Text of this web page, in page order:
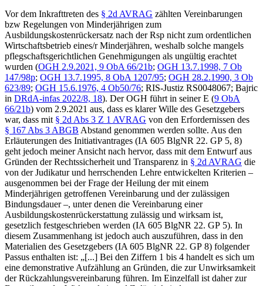
Vor dem Inkrafttreten des § 2d AVRAG zählten Vereinbarungen
bzw Regelungen von Minderjährigen zum
Ausbildungskostenrückersatz nach der Rsp nicht zum ordentlichen
Wirtschaftsbetrieb eines/r Minderjähren, weshalb solche mangels
pflegschaftsgerichtlichen Genehmigungen als ungültig erachtet
wurden (OGH 2.9.2021, 9 ObA 66/21b; OGH 13.7.1998, 7 Ob
147/98p; OGH 13.7.1995, 8 ObA 1207/95; OGH 28.2.1990, 3 Ob
623/89; OGH 15.6.1976, 4 Ob50/76; RIS-Justiz RS0048067; Bajric
in DRdA-infas 2022/8, 18). Der OGH führt in seinerE (9 ObA
66/21b) vom 2.9.2021 aus, dass es klarer Wille des Gesetzgebers
war, dass mit § 2d Abs 3 Z 1 AVRAG von den Erfordernissen des
§ 167 Abs 3 ABGB Abstand genommen werden sollte. Aus den
Erläuterungen des Initiativantrages (IA 605 BlgNR 22. GP 5, 8)
geht jedoch meiner Ansicht nach hervor, dass mit dem Entwurf aus
Gründen der Rechtssicherheit und Transparenz in § 2d AVRAG die
von der Judikatur und herrschenden Lehre entwickelten Kriterien –
ausgenommen bei der Frage der Heilung der mit einem
Minderjährigen getroffenen Vereinbarung und der zulässigen
Bindungsdauer –, unter denen die Vereinbarung einer
Ausbildungskostenrückerstattung zulässig und wirksam ist,
gesetzlich festgeschrieben werden (IA 605 BlgNR 22. GP 5). In
diesem Zusammenhang ist jedoch auch auszuführen, dass in den
Materialien des Gesetzgebers (IA 605 BlgNR 22. GP 8) folgender
Passus enthalten ist: „[...] Bei den Ziffern 1 bis 4 handelt es sich um
eine demonstrative Aufzählung an Gründen, die zur Unwirksamkeit
der Rückzahlungsvereinbarung führen. Im Einzelfall ist daher zur